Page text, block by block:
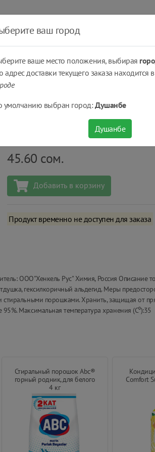
Оплатить Получить
Losk Ароматерапия Орхидея - 2,7 кг. (Порошок
Losk Ароматерапия Орхидея -
шт
45.60 сом.
Добавить в корзину
Продукт временно не доступен для заказа
ООО"Хенкель Рус" Химия, Россия Описание
гексилкоричный альдегид. Меры
стиральными порошками. Хранить, защищая от
Максимальная температура хранения (С⁰):35
Стиральный порошок Abc®
горный родник, для белого
4 кг
Comfort
ваш город
ваше место положения, выбирая
адрес доставки текущего заказа
умолчанию выбран город:Душанбе
Душанбе